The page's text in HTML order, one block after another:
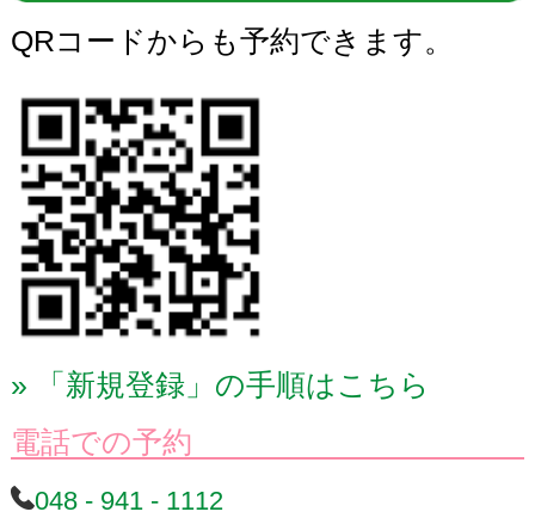
QRコードからも予約できます。
「新規登録」の手順はこちら
電話での予約
048 - 941 - 1112